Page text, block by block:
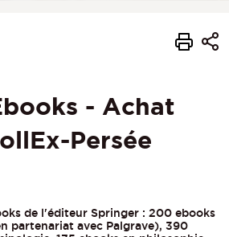
- Achat
Persée
de l'éditeur Springer : 200 ebooks
partenariat avec Palgrave), 390